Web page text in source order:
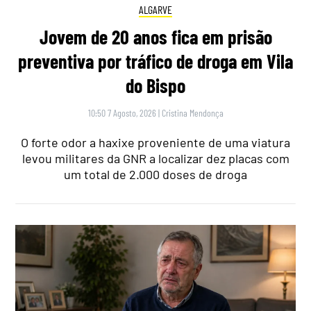
ALGARVE
Jovem de 20 anos fica em prisão
preventiva por tráfico de droga em Vila
do Bispo
10:50 7 Agosto, 2026 | Cristina Mendonça
O forte odor a haxixe proveniente de uma viatura
levou militares da GNR a localizar dez placas com
um total de 2.000 doses de droga